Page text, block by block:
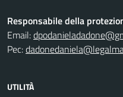
Responsabile della
Email:
Pec:
UTILITÀ